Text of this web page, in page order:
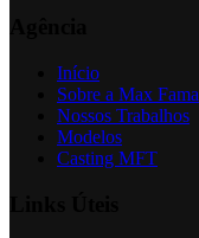
Início
Sobre a Max Fama
Nossos Trabalhos
Modelos
Casting MFT